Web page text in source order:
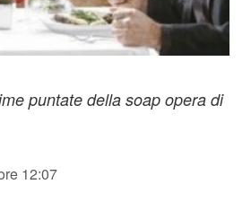
puntate della soap opera di
12:07